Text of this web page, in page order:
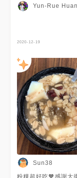
Yun-Rue
2020-12-19
Sun38
粉粿超好吃🧡感謝大